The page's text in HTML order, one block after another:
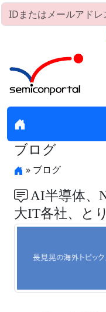
ブログ
» ブログ
AI半導体、
大IT各社、と